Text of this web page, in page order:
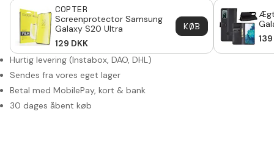
COPTER
Screenprotector Samsung
Galaxy S20 Ultra
129 DKK
KØB
139
Hurtig levering (Instabox, DAO, DHL)
Sendes fra vores eget lager
Betal med MobilePay, kort & bank
30 dages åbent køb